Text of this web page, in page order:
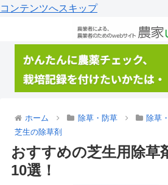
コンテンツへスキップ
ホーム 除草・防草
除草
芝生の除草剤
おすすめの芝生用除草
10選！